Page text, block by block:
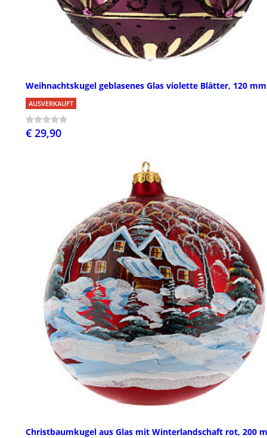
Weihnachtskugel geblasenes Glas violette Blätter, 120 mm
AUSVERKAUFT
€ 29,90
Christbaumkugel aus Glas mit Winterlandschaft rot, 200